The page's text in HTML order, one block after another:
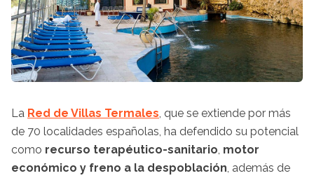
La Red de Villas Termales , que se extiende por más
de 70 localidades españolas, ha defendido su potencial
como recurso terapéutico-sanitario motor
económico y freno a la despoblación , además de